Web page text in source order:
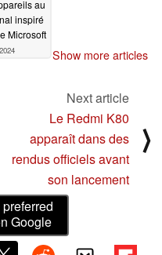
au
inspiré
Microsoft
Show more articles
Next article
Le Redmi K80
apparaît dans des
rendus officiels avant
son lancement
⟩
Google